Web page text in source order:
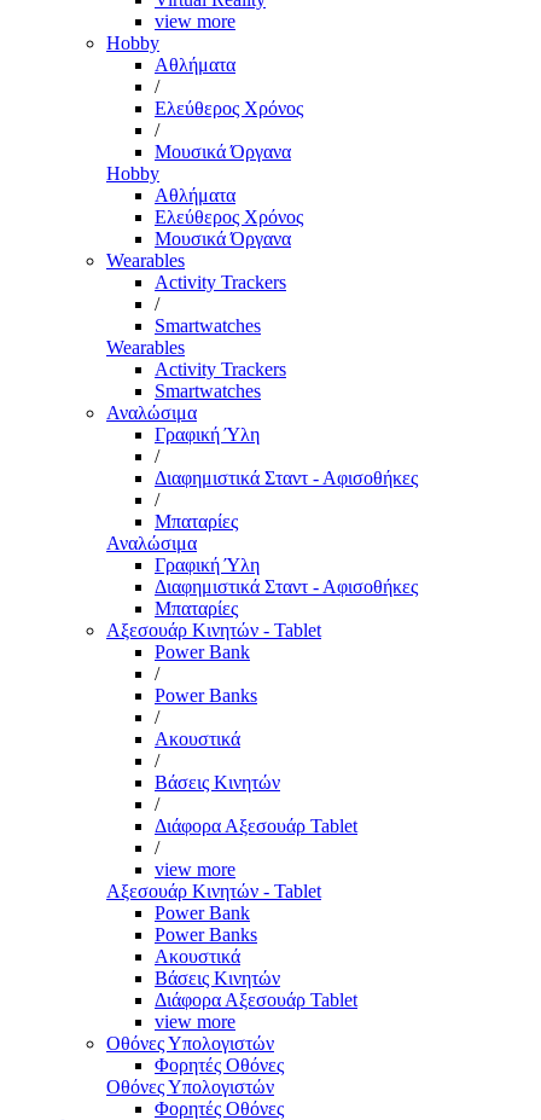
view more
Hobby
Αθλήματα
/
Ελεύθερος Χρόνος
/
Μουσικά Όργανα
Hobby
Αθλήματα
Ελεύθερος Χρόνος
Μουσικά Όργανα
Wearables
Activity Trackers
/
Smartwatches
Wearables
Activity Trackers
Smartwatches
Αναλώσιμα
Γραφική Ύλη
/
Διαφημιστικά Σταντ - Αφισοθήκες
/
Μπαταρίες
Αναλώσιμα
Γραφική Ύλη
Διαφημιστικά Σταντ - Αφισοθήκες
Μπαταρίες
Αξεσουάρ Κινητών - Tablet
Power Bank
/
Power Banks
/
Ακουστικά
/
Βάσεις Κινητών
/
Διάφορα Αξεσουάρ Tablet
/
view more
Αξεσουάρ Κινητών - Tablet
Power Bank
Power Banks
Ακουστικά
Βάσεις Κινητών
Διάφορα Αξεσουάρ Tablet
view more
Οθόνες Υπολογιστών
Φορητές Οθόνες
Οθόνες Υπολογιστών
Φορητές Οθόνες